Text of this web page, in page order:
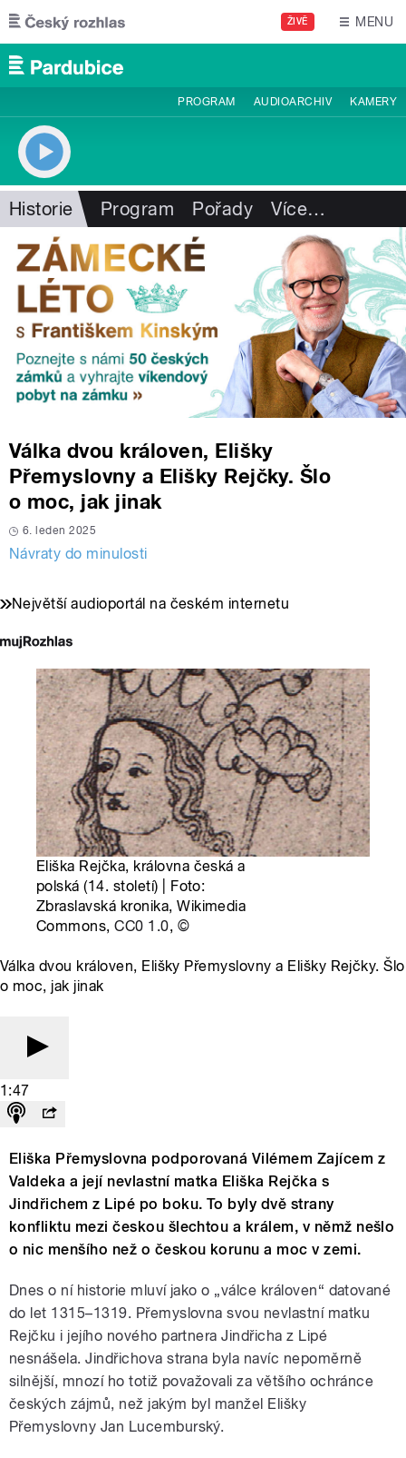
Přejít k hlavnímu obsahu
ŽIVĚ MENU
PROGRAM AUDIOARCHIV KAMERY
Historie Program Pořady Více…
Válka dvou královen, Elišky
Přemyslovny a Elišky Rejčky. Šlo
o moc, jak jinak
6. leden 2025
Návraty do minulosti
Největší audioportál na českém internetu
Eliška Rejčka, královna česká a
polská (14. století) | Foto:
Zbraslavská kronika, Wikimedia
Commons,CC0 1.0, ©
Válka dvou královen, Elišky Přemyslovny a Elišky Rejčky. Šlo
o moc, jak jinak
1:47
Eliška Přemyslovna podporovaná Vilémem Zajícem z
Valdeka a její nevlastní matka Eliška Rejčka s
Jindřichem z Lipé po boku. To byly dvě strany
konfliktu mezi českou šlechtou a králem, v němž nešlo
o nic menšího než o českou korunu a moc v zemi.
Dnes o ní historie mluví jako o „válce královen“ datované
do let 1315–1319. Přemyslovna svou nevlastní matku
Rejčku i jejího nového partnera Jindřicha z Lipé
nesnášela. Jindřichova strana byla navíc nepoměrně
silnější, mnozí ho totiž považovali za většího ochránce
českých zájmů, než jakým byl manžel Elišky
Přemyslovny Jan Lucemburský.